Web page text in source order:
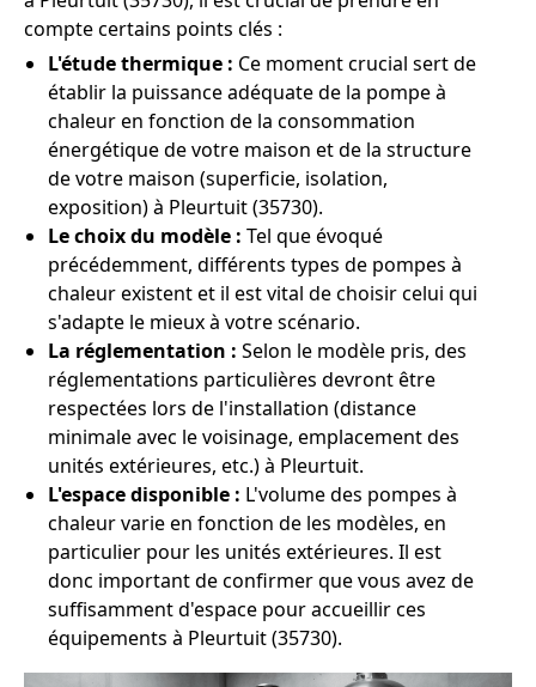
compte certains points clés :
L'étude thermique : Ce moment crucial sert de
établir la puissance adéquate de la pompe à
chaleur en fonction de la consommation
énergétique de votre maison et de la structure
de votre maison (superficie, isolation,
exposition) à Pleurtuit (35730).
Le choix du modèle : Tel que évoqué
précédemment, différents types de pompes à
chaleur existent et il est vital de choisir celui qui
s'adapte le mieux à votre scénario.
La réglementation : Selon le modèle pris, des
réglementations particulières devront être
respectées lors de l'installation (distance
minimale avec le voisinage, emplacement des
unités extérieures, etc.) à Pleurtuit.
L'espace disponible : L'volume des pompes à
chaleur varie en fonction de les modèles, en
particulier pour les unités extérieures. Il est
donc important de confirmer que vous avez de
suffisamment d'espace pour accueillir ces
équipements à Pleurtuit (35730).